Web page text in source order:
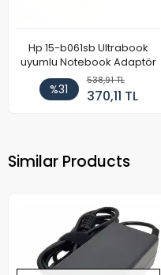
Hp 15-b061sb Ultrabook
uyumlu Notebook Adaptör
%31
538,91 TL
370,11 TL
Similar Products